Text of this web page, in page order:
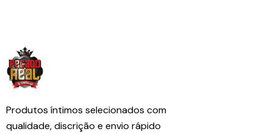
Produtos íntimos selecionados com
qualidade, discrição e envio rápido